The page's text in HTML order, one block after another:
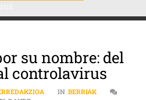
su nombre: del
controlavirus
IN BERRIAK